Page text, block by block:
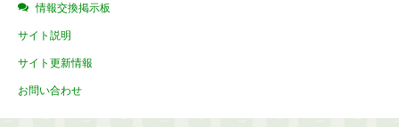
情報交換掲示板
サイト説明
サイト更新情報
お問い合わせ